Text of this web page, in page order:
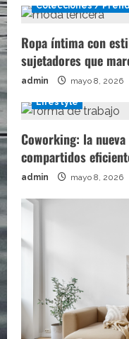
Colecciones /
Ropa íntima con
sujetadores que
admin mayo 8, 2026
Lifestyle
Coworking: la
compartidos
admin mayo 8, 2026